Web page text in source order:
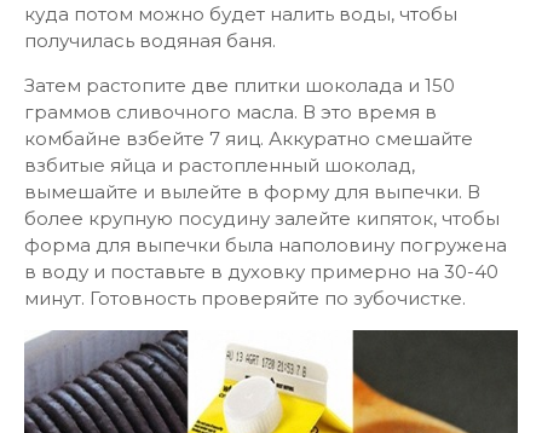
куда потом можно будет налить воды, чтобы
получилась водяная баня.
Затем растопите две плитки шоколада и 150
граммов сливочного масла. В это время в
комбайне взбейте 7 яиц. Аккуратно смешайте
взбитые яйца и растопленный шоколад,
вымешайте и вылейте в форму для выпечки. В
более крупную посудину залейте кипяток, чтобы
форма для выпечки была наполовину погружена
в воду и поставьте в духовку примерно на 30-40
минут. Готовность проверяйте по зубочистке.